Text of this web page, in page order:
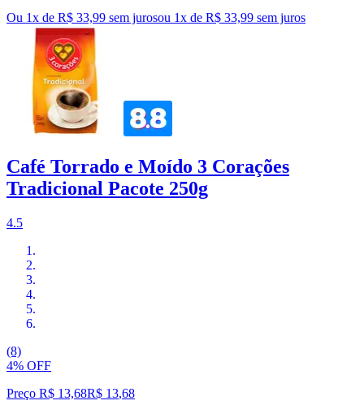
Ou 1x de R$ 33,99 sem jurosou 1x de R$ 33,99 sem juros
Café Torrado e Moído 3 Corações
Tradicional Pacote 250g
4.5
(8)
4% OFF
Preço R$ 13,68R$ 13,68